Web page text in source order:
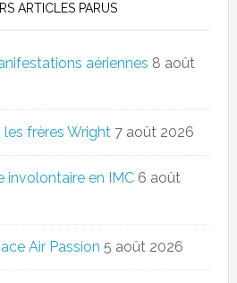
ARTICLES PARUS
aériennes 8 août
les frères Wright 7 août 2026
involontaire en IMC 6 août
Air Passion 5 août 2026